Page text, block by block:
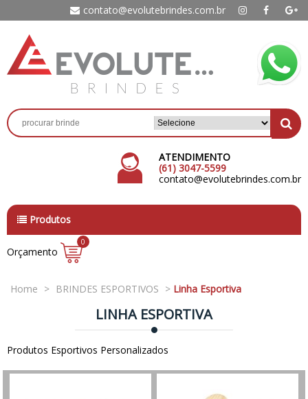
contato@evolutebrindes.com.br
ATENDIMENTO
(61) 3047-5599
contato@evolutebrindes.com.br
Produtos
Orçamento
0
Home > BRINDES ESPORTIVOS > Linha Esportiva
LINHA ESPORTIVA
Produtos Esportivos Personalizados